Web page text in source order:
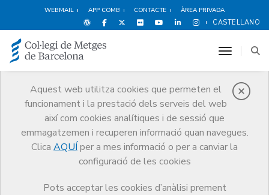
WEBMAIL APP COMB CONTACTE ÀREA PRIVADA
CASTELLANO
Aquest web utilitza cookies que permeten el
funcionament i la prestació dels serveis del web
així com cookies analítiques i de sessió que
emmagatzemen i recuperen informació quan navegues.
Clica AQUÍ per a mes informació o per a canviar la
configuració de les cookies
Pots acceptar les cookies d’anàlisi prement
toggle
Registre col·legial
Directori de metges i de societats
professionals col·legiades al CoMB